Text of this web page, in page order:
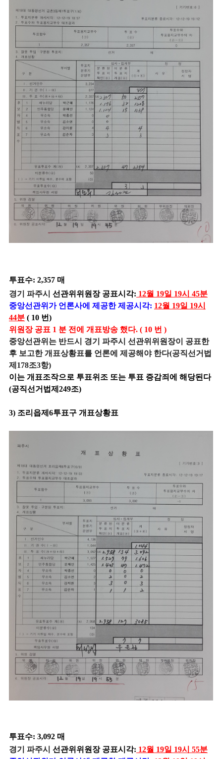
투표수: 2,357 매
경기 파주시 선관위위원장 공표시각: 12월 19일 19시 45분
중앙선관위가 언론사에 제공한 제공시각: 12월 19일 19시
44분 ( 10 번)
위원장 공표 1 분 전에 개표방송 했다. ( 10 번 )
중앙선관위는 반드시 경기 파주시 선관위위원장이 공표한
후 보고한 개표상황표를 언론에 제공해야 한다(공직선거법
제178조3항)
이는 개표조작으로 투표위조 또는 투표 증감죄에 해당된다
(공직선거법제249조)
3) 조리읍제6투표구 개표상황표
투표수: 3,092 매
경기 파주시 선관위위원장 공표시각: 12월 19일 19시 55분